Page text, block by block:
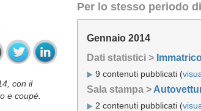
con il
e coupé.
Per lo stesso periodo
Gennaio 2014
Dati statistici >
9 contenuti pubblicati (
Sala stampa >
2 contenuti pubblicati (